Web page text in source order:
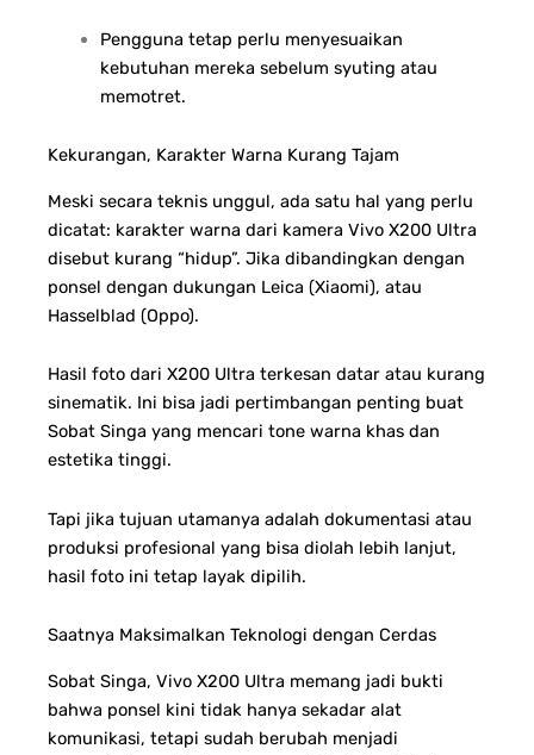
Pengguna tetap perlu menyesuaikan
kebutuhan mereka sebelum syuting atau
memotret.
Kekurangan, Karakter Warna Kurang Tajam
Meski secara teknis unggul, ada satu hal yang perlu
dicatat: karakter warna dari kamera Vivo X200 Ultra
disebut kurang “hidup”. Jika dibandingkan dengan
ponsel dengan dukungan Leica (Xiaomi), atau
Hasselblad (Oppo).
Hasil foto dari X200 Ultra terkesan datar atau kurang
sinematik. Ini bisa jadi pertimbangan penting buat
Sobat Singa yang mencari tone warna khas dan
estetika tinggi.
Tapi jika tujuan utamanya adalah dokumentasi atau
produksi profesional yang bisa diolah lebih lanjut,
hasil foto ini tetap layak dipilih.
Saatnya Maksimalkan Teknologi dengan Cerdas
Sobat Singa, Vivo X200 Ultra memang jadi bukti
bahwa ponsel kini tidak hanya sekadar alat
komunikasi, tetapi sudah berubah menjadi